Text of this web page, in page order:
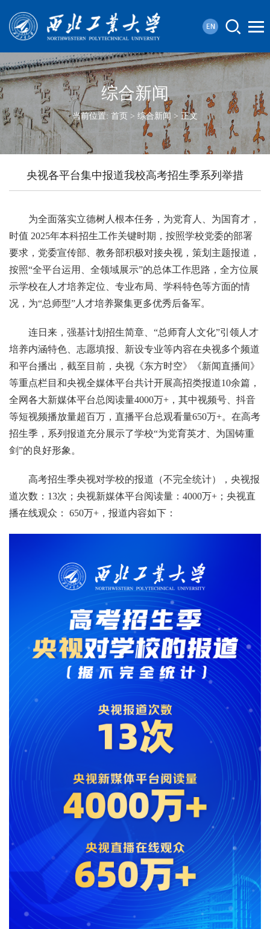
综合新闻
当前位置: 首页 > 综合新闻 > 正文
央视各平台集中报道我校高考招生季系列举措
为全面落实立德树人根本任务，为党育人、为国育才，
时值 2025年本科招生工作关键时期，按照学校党委的部署
要求，党委宣传部、教务部积极对接央视，策划主题报道，
按照“全平台运用、全领域展示”的总体工作思路，全方位展
示学校在人才培养定位、专业布局、学科特色等方面的情
况，为“总师型”人才培养聚集更多优秀后备军。
连日来，强基计划招生简章、“总师育人文化”引领人才
培养内涵特色、志愿填报、新设专业等内容在央视多个频道
和平台播出，截至目前，央视《东方时空》《新闻直播间》
等重点栏目和央视全媒体平台共计开展高招类报道10余篇，
全网各大新媒体平台总阅读量4000万+，其中视频号、抖音
等短视频播放量超百万，直播平台总观看量650万+。在高考
招生季，系列报道充分展示了学校“为党育英才、为国铸重
剑”的良好形象。
高考招生季央视对学校的报道（不完全统计），央视报
道次数：13次；央视新媒体平台阅读量：4000万+；央视直
播在线观众： 650万+，报道内容如下：